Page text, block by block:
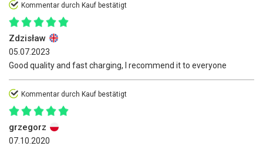
Kommentar durch Kauf bestätigt
Zdzisław
05.07.2023
Good quality and fast charging, I recommend it to everyone
Kommentar durch Kauf bestätigt
grzegorz
07.10.2020